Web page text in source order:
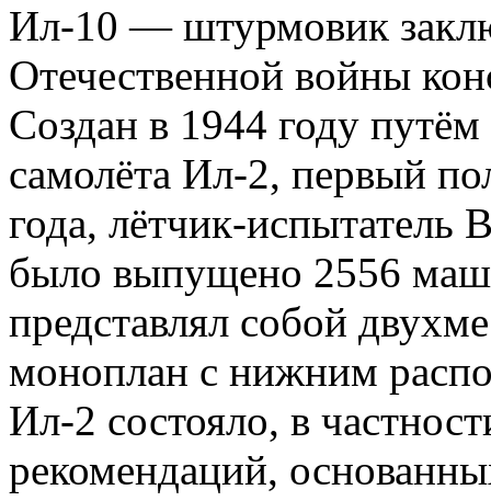
Ил-10 — штурмовик
Отечественной войны
Создан в 1944 году
самолёта Ил-2, первый
года, лётчик-
было выпущено 2556
представлял собой
моноплан с нижним
Ил-2 состояло, в
рекомендаций,